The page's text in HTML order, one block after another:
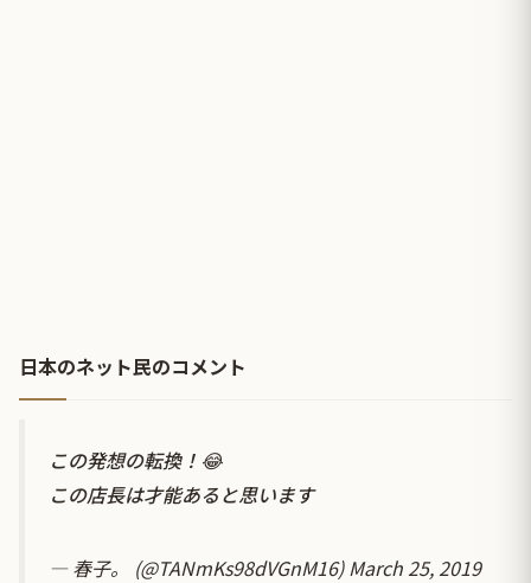
日本のネット民のコメント
この発想の転換！😂
この店長は才能あると思います
— 春子。 (@TANmKs98dVGnM16)March 25, 2019